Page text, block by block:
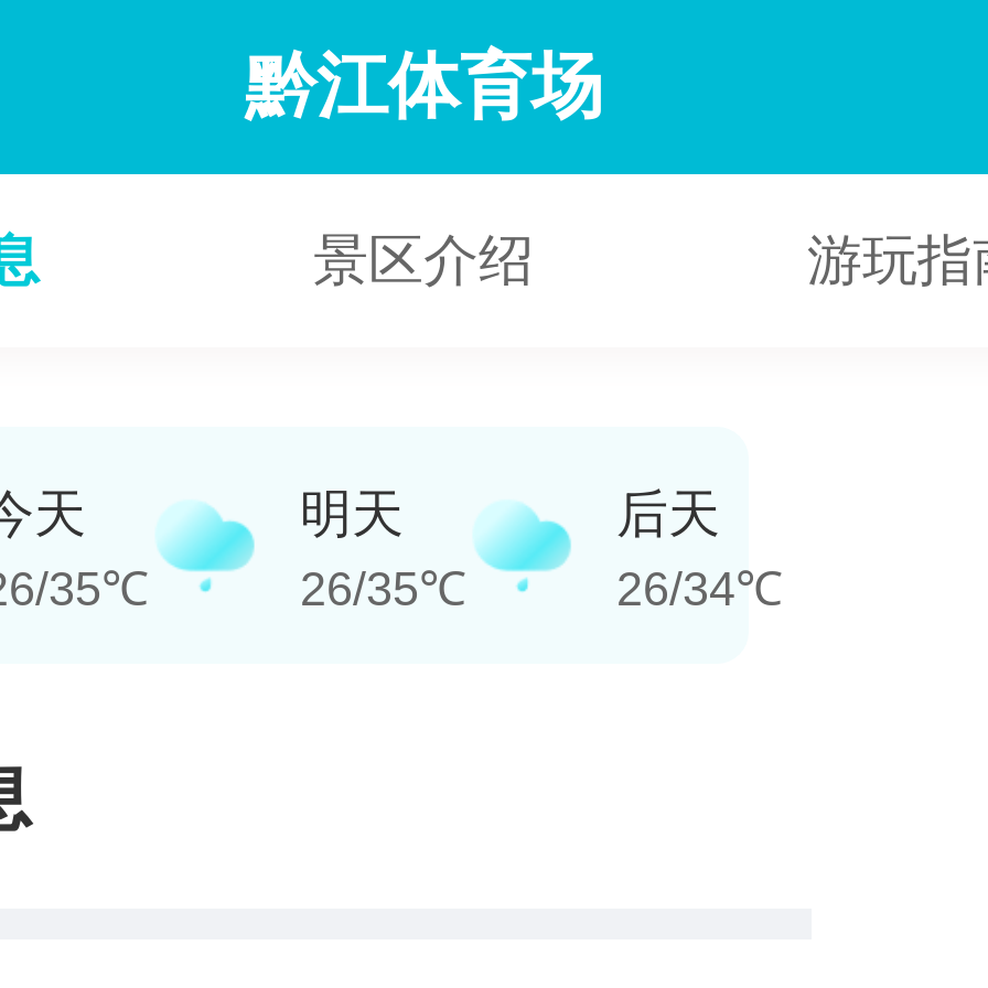
黔江体育场
景区介绍 游玩指
天
35℃
明天
26/35℃
后天
26/34℃